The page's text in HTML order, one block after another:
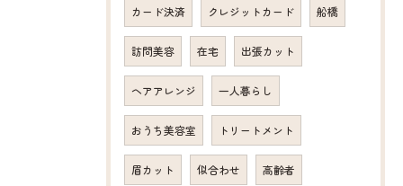
カード決済 クレジットカード 船橋
訪問美容 在宅 出張カット
ヘアアレンジ 一人暮らし
おうち美容室 トリートメント
眉カット 似合わせ 高齢者